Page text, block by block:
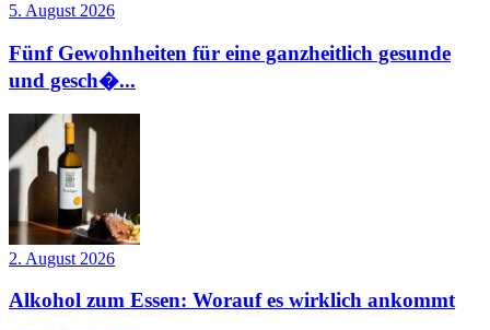
5. August 2026
Fünf Gewohnheiten für eine ganzheitlich gesunde
und gesch�...
2. August 2026
Alkohol zum Essen: Worauf es wirklich ankommt